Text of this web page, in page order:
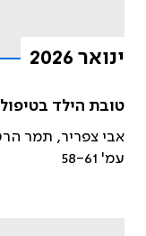
ינואר 2026
טובת הילד
אבי צפריר, תמר
עמ' 58-61